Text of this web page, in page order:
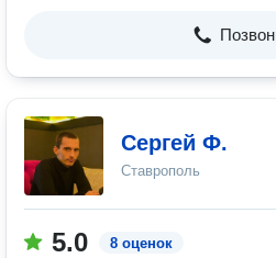
Сергей Ф.
Ставрополь
5.0 8 оценок